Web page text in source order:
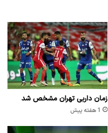
زمان داربی تهران مشخص شد
1 هفته پیش